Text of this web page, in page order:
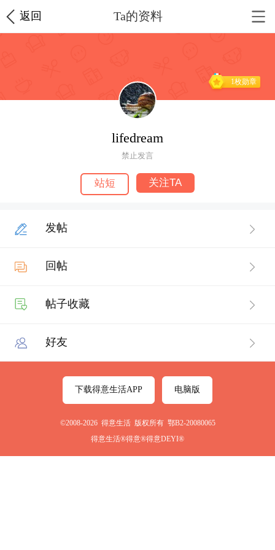
返回 Ta的资料
1枚勋章
lifedream
禁止发言
站短 关注TA
发帖
回帖
帖子收藏
好友
下载得意生活APP 电脑版
©2008-2026 得意生活 版权所有 鄂B2-20080065
得意生活®得意®得意DEYI®